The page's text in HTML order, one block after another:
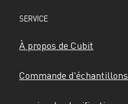
SERVICE
À propos de Cubit
Commande d'échantillons